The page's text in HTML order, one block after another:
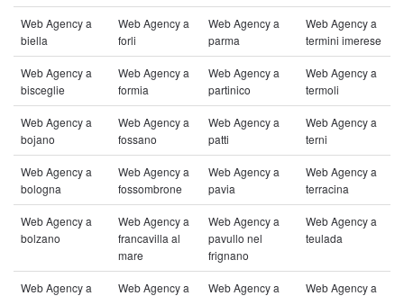
Web Agency a
biella
Web Agency a
forli
Web Agency a
parma
Web Agency a
termini imerese
Web Agency a
bisceglie
Web Agency a
formia
Web Agency a
partinico
Web Agency a
termoli
Web Agency a
bojano
Web Agency a
fossano
Web Agency a
patti
Web Agency a
terni
Web Agency a
bologna
Web Agency a
fossombrone
Web Agency a
pavia
Web Agency a
terracina
Web Agency a
bolzano
Web Agency a
francavilla al
mare
Web Agency a
pavullo nel
frignano
Web Agency a
teulada
Web Agency a
Web Agency a
Web Agency a
Web Agency a